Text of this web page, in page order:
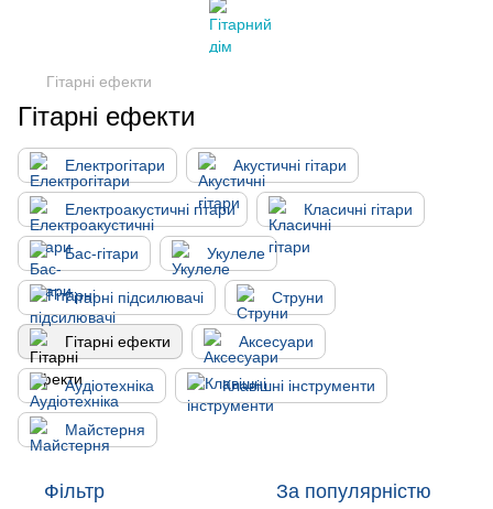
Гітарні ефекти
Гітарні ефекти
Електрогітари Акустичні гітари
Електроакустичні гітари Класичні гітари
Бас-гітари Укулеле
Гітарні підсилювачі Струни
Гітарні ефекти Аксесуари
Аудіотехніка Клавішні інструменти
Майстерня
Фільтр За популярністю